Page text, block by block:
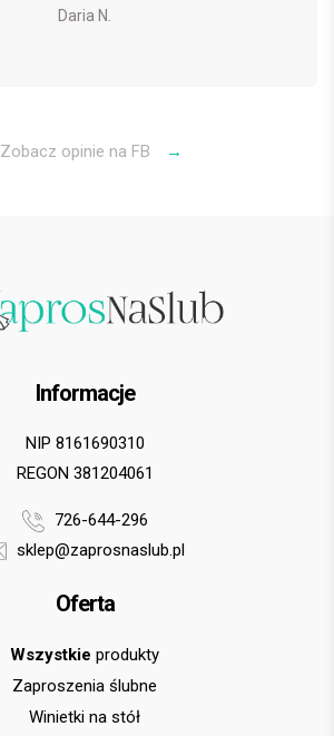
Daria N.
Zobacz opinie na FB →
Informacje
NIP 8161690310
REGON 381204061
726-644-296
sklep@zaprosnaslub.pl
Oferta
Wszystkie produkty
Zaproszenia ślubne
Winietki na stół